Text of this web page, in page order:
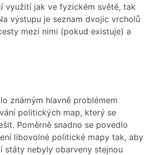
využití jak ve fyzickém světě, tak
výstupu je seznam dvojic vrcholů
mezi nimi (pokud existuje) a
známým hlavně problémem
politických map, který se
Poměrně snadno se povedlo
libovolné politické mapy tak, aby
státy nebyly obarveny stejnou